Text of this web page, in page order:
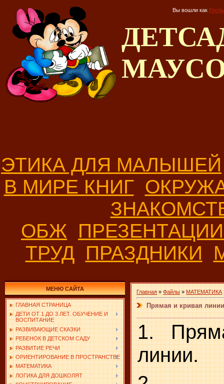
Вы вошли как Гость
ЭТИКА ДЛЯ МАЛЫШЕЙ
В МИРЕ КНИГ
ОБЖ
ТРУД ПРАЗДНИКИ
МЕНЮ САЙТА
ГЛАВНАЯ СТРАНИЦА
ДЕТИ ОТ 1 ДО 3 ЛЕТ. ОБУЧЕНИЕ И
ВОСПИТАНИЕ
РАЗВИВАЮЩИЕ СКАЗКИ
РЕБЕНОК В ДЕТСКОМ САДУ
РАЗВИТИЕ РЕЧИ
ОРИЕНТИРОВАНИЕ В ПРОСТРАНСТВЕ
МАТЕМАТИКА
ЛОГИКА ДЛЯ ДОШКОЛЯТ
Главная » Файлы » МАТЕМАТИКА
Прямая и кривая линии
1.
линии.